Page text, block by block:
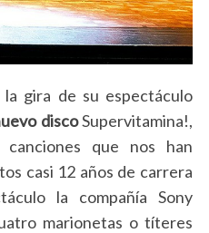
gira de su espectáculo
discoSupervitamina!,
que nos han
casi 12 años de carrera
la compañía Sony
marionetas o títeres